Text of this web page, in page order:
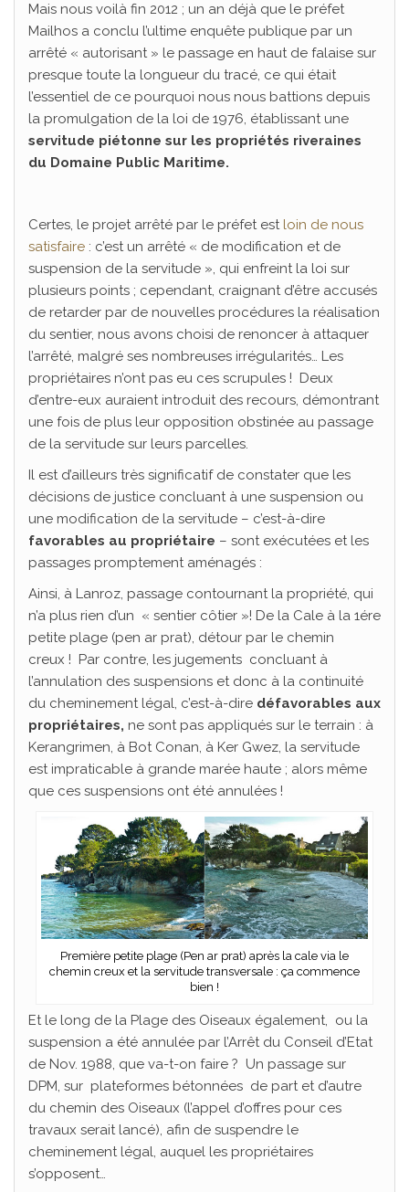
Mais nous voilà fin 2012 ; un an déjà que le préfet
Mailhos a conclu l’ultime enquête publique par un
arrêté « autorisant » le passage en haut de falaise sur
presque toute la longueur du tracé, ce qui était
l’essentiel de ce pourquoi nous nous battions depuis
la promulgation de la loi de 1976, établissant une
servitude piétonne sur les propriétés riveraines
du Domaine Public Maritime.
Certes, le projet arrêté par le préfet estloin de nous
satisfaire : c’est un arrêté « de modification et de
suspension de la servitude », qui enfreint la loi sur
plusieurs points ; cependant, craignant d’être accusés
de retarder par de nouvelles procédures la réalisation
du sentier, nous avons choisi de renoncer à attaquer
l’arrêté, malgré ses nombreuses irrégularités… Les
propriétaires n’ont pas eu ces scrupules ! Deux
d’entre-eux auraient introduit des recours, démontrant
une fois de plus leur opposition obstinée au passage
de la servitude sur leurs parcelles.
Il est d’ailleurs très significatif de constater que les
décisions de justice concluant à une suspension ou
une modification de la servitude – c’est-à-dire
favorables au propriétaire – sont exécutées et les
passages promptement aménagés :
Ainsi, à Lanroz, passage contournant la propriété, qui
n’a plus rien d’un « sentier côtier »! De la Cale à la 1ére
petite plage (pen ar prat), détour par le chemin
creux ! Par contre, les jugements concluant à
l’annulation des suspensions et donc à la continuité
du cheminement légal, c’est-à-dire défavorables aux
propriétaires, ne sont pas appliqués sur le terrain : à
Kerangrimen, à Bot Conan, à Ker Gwez, la servitude
est impraticable à grande marée haute ; alors même
que ces suspensions ont été annulées !
Première petite plage (Pen ar prat) après la cale via le
chemin creux et la servitude transversale : ça commence
bien !
Et le long de la Plage des Oiseaux également, ou la
suspension a été annulée par l’Arrêt du Conseil d’Etat
de Nov. 1988, que va-t-on faire ? Un passage sur
DPM, sur plateformes bétonnées de part et d’autre
du chemin des Oiseaux (l’appel d’offres pour ces
travaux serait lancé), afin de suspendre le
cheminement légal, auquel les propriétaires
s’opposent…